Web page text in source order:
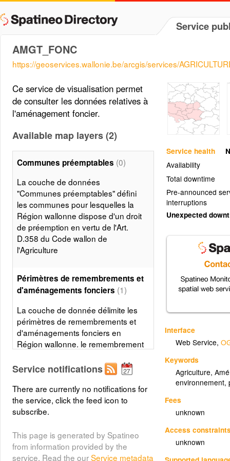
Service
AMGT_FONC
https://geoservices.wallonie.be/arcgis/services/
Service health
Availability
Total downtime
Pre-announced
interruptions
Unexpected
Interface
Web Service,
Keywords
Agriculture,
environnement,
Fees
unknown
Access
unknown
Ce service de visualisation permet
de consulter les données relatives à
l'aménagement foncier.
Available map layers (2)
Communes préemptables (0)
La couche de données
"Communes préemptables" défini
les communes pour lesquelles la
Région wallonne dispose d'un droit
de préemption en vertu de l'Art.
D.358 du Code wallon de
l'Agriculture
Périmètres de remembrements et
d'aménagements fonciers (1)
La couche de donnée délimite les
périmètres de remembrements et
d'aménagements fonciers en
Région wallonne. le remembrement
d'aménagement du territoire en
milieu rural. Il permet de redessiner
entièrement les limites des
propriétés et exploitations, de
remodeler le paysage et de
travaux. Il constitue donc un
instrument de planification en
faveur de l'agriculture, de la nature
Service notifications
There are currently no notifications for
the service, click the feed icon to
subscribe.
This page is generated by Spatineo
from information provided by the
service. Read the ourService metadata